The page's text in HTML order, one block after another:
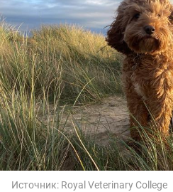
Источник: Royal Veterinary College